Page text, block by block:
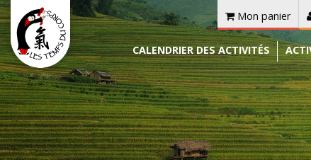
Mon panier
CALENDRIER DES ACTIVITÉS